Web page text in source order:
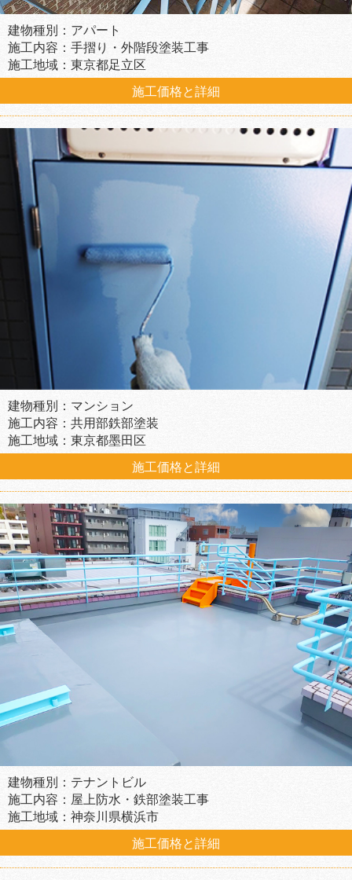
建物種別：アパート
施工内容：手摺り・外階段塗装工事
施工地域：東京都足立区
施工価格と詳細
建物種別：マンション
施工内容：共用部鉄部塗装
施工地域：東京都墨田区
施工価格と詳細
建物種別：テナントビル
施工内容：屋上防水・鉄部塗装工事
施工地域：神奈川県横浜市
施工価格と詳細